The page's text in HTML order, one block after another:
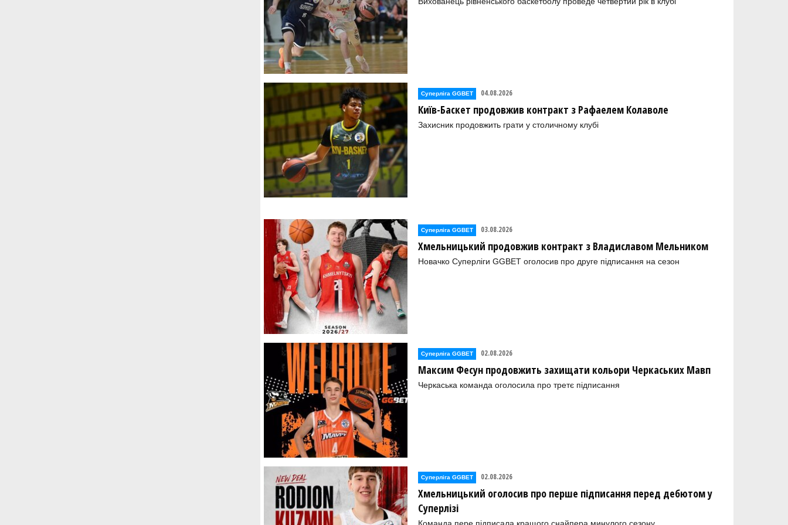
Суперліга GGBET 04.08.2026
Київ-Баскет продовжив контракт з Рафаелем Колаволе
Захисник продовжить грати у столичному клубі
Суперліга GGBET 03.08.2026
Хмельницький продовжив контракт з Владиславом Мельником
Новачко Суперліги GGBET оголосив про друге підписання на сезон
Суперліга GGBET 02.08.2026
Максим Фесун продовжить захищати кольори Черкаських Мавп
Черкаська команда оголосила про третє підписання
Суперліга GGBET 02.08.2026
Хмельницький оголосив про перше підписання перед дебютом у
Суперлізі
Команда пере підписала кращого снайпера минулого сезону